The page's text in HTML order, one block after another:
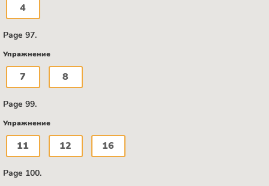
4
Page 97.
Упражнение
7 8
Page 99.
Упражнение
11 12 16
Page 100.